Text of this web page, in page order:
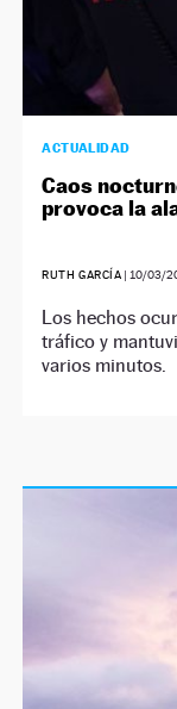
ACTUALIDAD
Caos
provoca la
RUTH GARCÍA | 10/03/
Los hechos
tráfico y
varios minutos.